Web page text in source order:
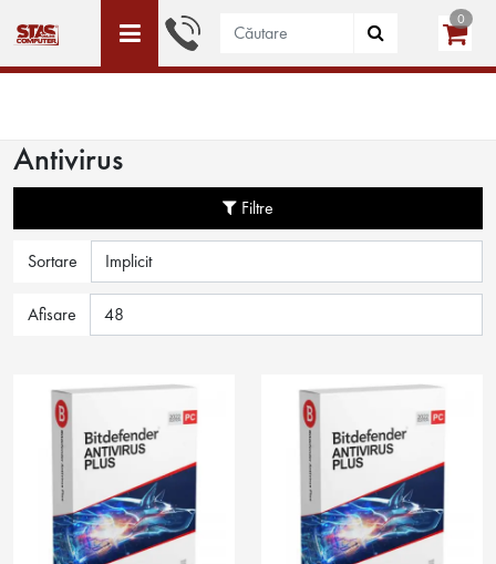
ACEST SITE ESTE DEDICAT DOAR PERSOANELE JURIDICE
CREEAZĂ CONT
0
Antivirus
Filtre
Sortare
Afisare